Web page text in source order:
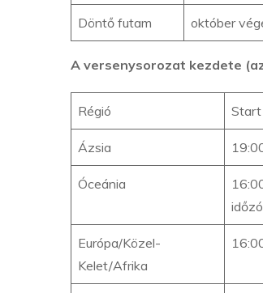
Döntő futam október
A versenysorozat kezdete
Régió Start
Ázsia
Óceánia
Európa/Közel-
Kelet/Afrika